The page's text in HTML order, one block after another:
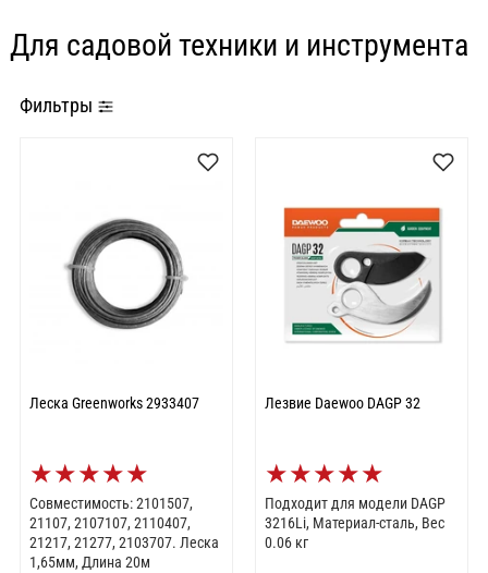
Для садовой техники и инструмента
Фильтры
Леска Greenworks 2933407
★★★★★
Совместимость: 2101507,
21107, 2107107, 2110407,
21217, 21277, 2103707. Леска
1,65мм, Длина 20м
Лезвие Daewoo DAGP 32
★★★★★
Подходит для модели DAGP
3216Li, Материал-сталь, Вес
0.06 кг